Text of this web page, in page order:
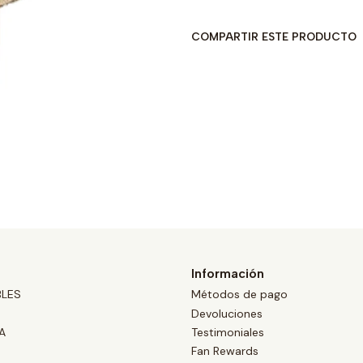
COMPARTIR ESTE PRODUCTO
Información
Métodos de pago
Devoluciones
Testimoniales
Fan Rewards